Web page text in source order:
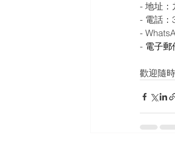
- 地址：
- 電話：
-
- 電子郵
歡迎隨